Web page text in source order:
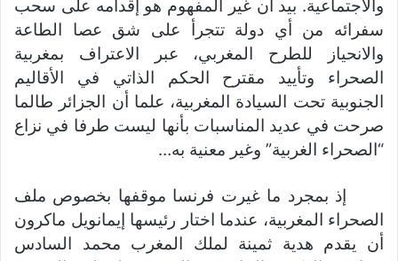
والاجتماعية. بيد أن غير المفهوم هو إقدامه على سحب
سفرائه من أي دولة تتجرأ على شق عصا الطاعة
والانحياز للطرح المغربي، عبر الاعتراف بمغربية
الصحراء وتأييد مقترح الحكم الذاتي في الأقاليم
الجنوبية تحت السيادة المغربية، علما أن الجزائر طالما
صرحت في عديد المناسبات بأنها ليست طرفا في نزاع
“الصحراء الغربية” وغير معنية به…
إذ بمجرد ما غيرت فرنسا موقفها بخصوص ملف
الصحراء المغربية، عندما اختار رئيسها إيمانويل ماكرون
أن يقدم هدية ثمينة لملك المغرب محمد السادس